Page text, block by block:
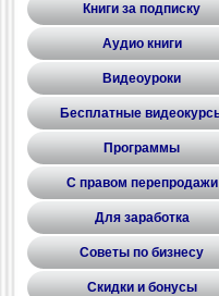
Книги за подписку
Аудио книги
Видеоуроки
Бесплатные
Программы
С правом перепродажи
Для заработка
Советы по бизнесу
Скидки и бонусы